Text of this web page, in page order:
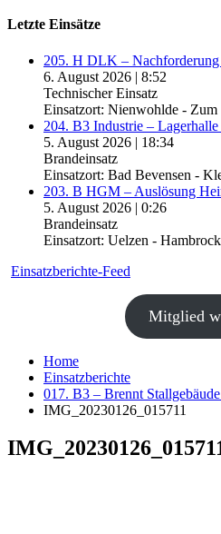
Letzte Einsätze
205. H DLK –
6. August 2026 | 8:52
Technischer Einsatz
Einsatzort: Nienwohlde - Zum
204. B3 Industrie –
5. August 2026 | 18:34
Brandeinsatz
Einsatzort: Bad Bevensen -
203. B HGM – Auslösung
5. August 2026 | 0:26
Brandeinsatz
Einsatzort: Uelzen -
Einsatzberichte-Feed
Mitglied
Home
Einsatzberichte
017. B3 – Brennt
IMG_20230126_015711